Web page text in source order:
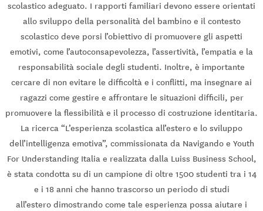
scolastico adeguato. I rapporti familiari devono essere orientati
allo sviluppo della personalità del bambino e il contesto
scolastico deve porsi l’obiettivo di promuovere gli aspetti
emotivi, come l’autoconsapevolezza, l’assertività, l’empatia e la
responsabilità sociale degli studenti. Inoltre, è importante
cercare di non evitare le difficoltà e i conflitti, ma insegnare ai
ragazzi come gestire e affrontare le situazioni difficili, per
promuovere la flessibilità e il processo di costruzione identitaria.
La ricerca “L’esperienza scolastica all’estero e lo sviluppo
dell’intelligenza emotiva”, commissionata da Navigando e Youth
For Understanding Italia e realizzata dalla Luiss Business School,
è stata condotta su di un campione di oltre 1500 studenti tra i 14
e i 18 anni che hanno trascorso un periodo di studi
all’estero dimostrando come tale esperienza possa aiutare i